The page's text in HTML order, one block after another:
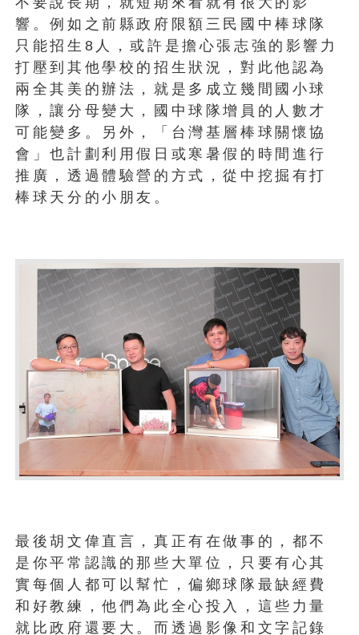
響。例如之前縣政府限額三民國中棒球隊
只能招生8人，或許是擔心張志強的影響力
打壓到其他學校的招生狀況，對此他認為
兩全其美的辦法，就是多成立幾間國小球
隊，讓分母變大，國中球隊增員的人數才
可能變多。另外，「台灣基層棒球關懷協
會」也計劃利用假日或寒暑假的時間進行
推廣，透過體驗營的方式，從中挖掘有打
棒球天分的小朋友。
最後胡文偉直言，真正有在做事的，都不
是你平常認識的那些大單位，只要有心其
實每個人都可以幫忙，偏鄉球隊最缺經費
和好教練，他們為此全心投入，這些力量
就比政府還要大。而透過影像和文字記錄